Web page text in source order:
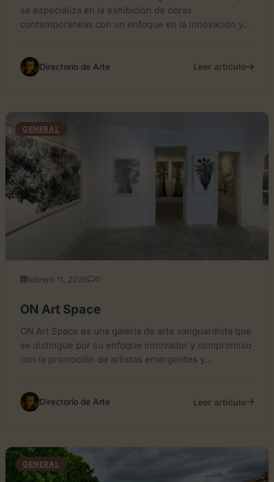
se especializa en la exhibición de obras
contemporáneas con un enfoque en la innovación y...
Directorio de Arte Leer artículo
GENERAL
febrero 11, 2025 0
ON Art Space
ON Art Space es una galería de arte vanguardista que
se distingue por su enfoque innovador y compromiso
con la promoción de artistas emergentes y...
Directorio de Arte Leer artículo
GENERAL